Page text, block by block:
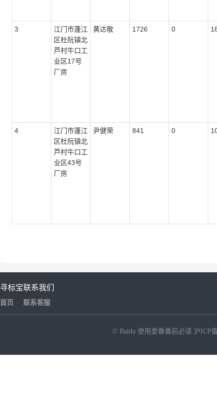
3
江门市蓬江
区杜阮镇北
芦村牛口工
业区17号
厂房
黄达敬 1726 0
4
江门市蓬江
区杜阮镇北
芦村牛口工
业区43号
厂房
尹健荣 841 0
寻标宝
首页
联系我们
联系客服
© Baidu 使用爱番番前必读 沪ICP